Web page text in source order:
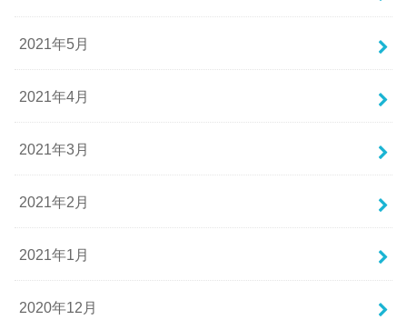
2021年5月
2021年4月
2021年3月
2021年2月
2021年1月
2020年12月